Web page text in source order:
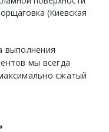
(Киевская
выполнения
мы всегда
сжатый